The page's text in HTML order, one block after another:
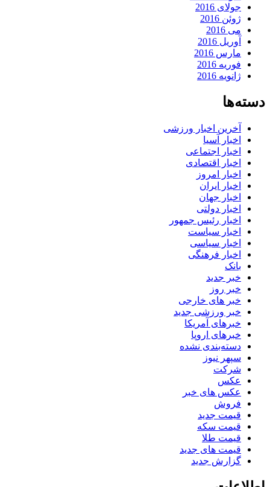
جولای 2016
ژوئن 2016
می 2016
آوریل 2016
مارس 2016
فوریه 2016
ژانویه 2016
دسته‌ها
آخرین اخبار ورزشی
اخبار آسیا
اخبار اجتماعی
اخبار اقتصادی
اخبار امروز
اخبار ایران
اخبار جهان
اخبار دولتی
اخبار رئیس جمهور
اخبار سیاست
اخبار سیاسی
اخبار فرهنگی
بانک
خبر جدید
خبر روز
خبر های خارجی
خبر ورزشی جدید
خبرهای آمریکا
خبرهای اروپا
دسته‌بندی نشده
سپهر نیوز
شرکت
عکس
عکس های خبر
فروش
قیمت جدید
قیمت سکه
قیمت طلا
قیمت های جدید
گزارش جدید